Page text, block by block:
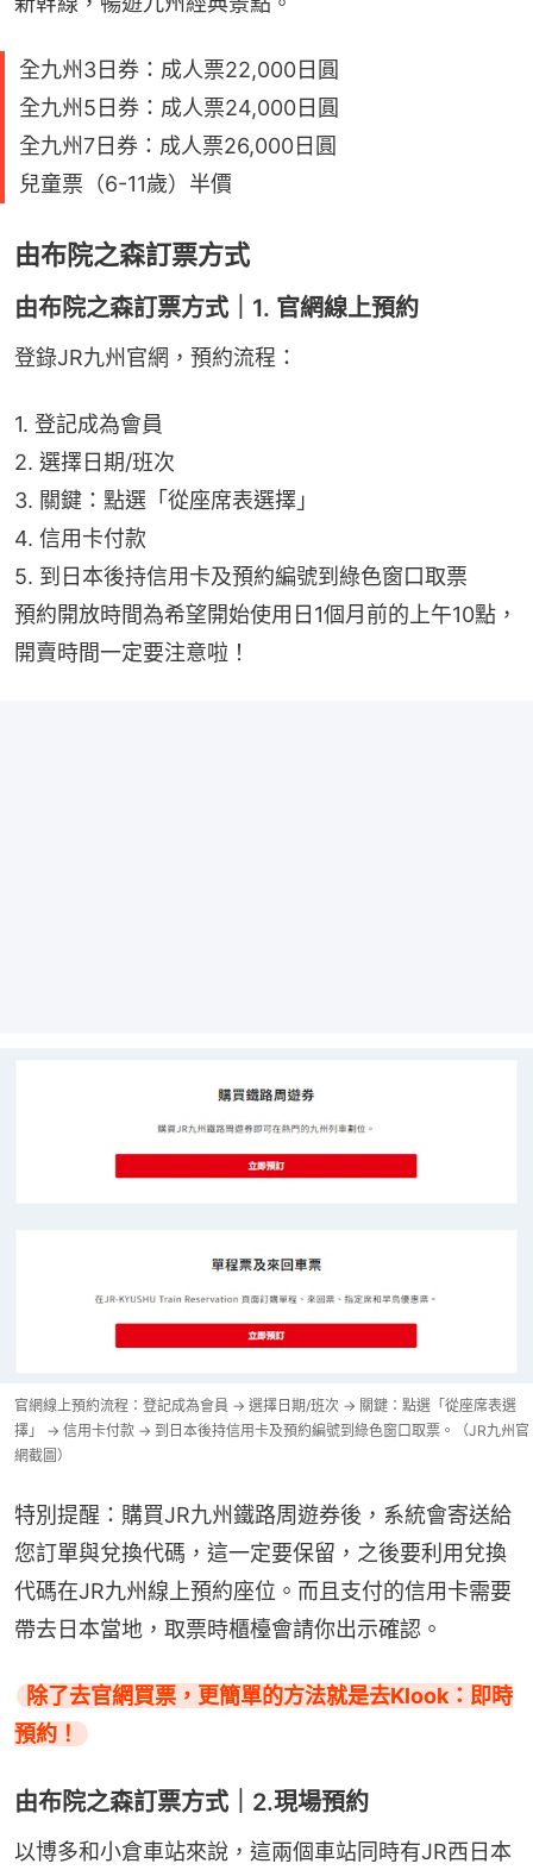
全九州3日券：成人票22,000日圓
全九州5日券：成人票24,000日圓
全九州7日券：成人票26,000日圓
兒童票（6-11歲）半價
由布院之森訂票方式
由布院之森訂票方式｜1. 官網線上預約
登錄JR九州官網，預約流程：
1. 登記成為會員
2. 選擇日期/班次
3. 關鍵：點選「從座席表選擇」
4. 信用卡付款
5. 到日本後持信用卡及預約編號到綠色窗口取票
預約開放時間為希望開始使用日1個月前的上午10點，
開賣時間一定要注意啦！
官網線上預約流程：登記成為會員 → 選擇日期/班次 → 關鍵：點選「從座席表選
擇」 → 信用卡付款 → 到日本後持信用卡及預約編號到綠色窗口取票。（JR九州官
網截圖）
特別提醒：購買JR九州鐵路周遊券後，系統會寄送給
您訂單與兌換代碼，這一定要保留，之後要利用兌換
代碼在JR九州線上預約座位。而且支付的信用卡需要
帶去日本當地，取票時櫃檯會請你出示確認。
除了去官網買票，更簡單的方法就是去Klook：即時
預約！
由布院之森訂票方式｜2.現場預約
以博多和小倉車站來說，這兩個車站同時有JR西日本